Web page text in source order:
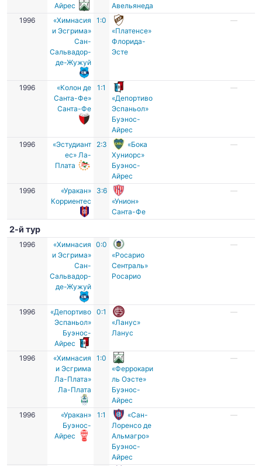
Айрес
Авельянеда
1996
«Химнасия
и Эсгрима»
Сан-
Сальвадор-
де-Жужуй
1:0
«Платенсе»
Флорида-
Эсте
—
1996
«Колон де
Санта-Фе»
Санта-Фе
1:1
«Депортиво
Эспаньол»
Буэнос-
Айрес
—
1996
«Эстудиант
ес» Ла-
Плата
2:3
«Бока
Хуниорс»
Буэнос-
Айрес
—
1996
«Уракан»
Корриентес
3:6
«Унион»
Санта-Фе
—
2-й тур
1996
«Химнасия
и Эсгрима»
Сан-
Сальвадор-
де-Жужуй
0:0
«Росарио
Сентраль»
Росарио
—
1996
«Депортиво
Эспаньол»
Буэнос-
Айрес
0:1
«Ланус»
Ланус
—
1996
«Химнасия
и Эсгрима
Ла-Плата»
Ла-Плата
1:0
«Феррокари
ль Оэсте»
Буэнос-
Айрес
—
1996
«Уракан»
Буэнос-
Айрес
1:1
«Сан-
Лоренсо де
Альмагро»
Буэнос-
Айрес
—